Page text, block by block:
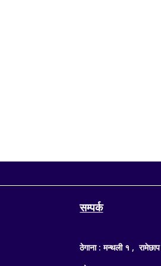
सम्पर्क
ठेगाना : मन्थली १ , रामेछाप